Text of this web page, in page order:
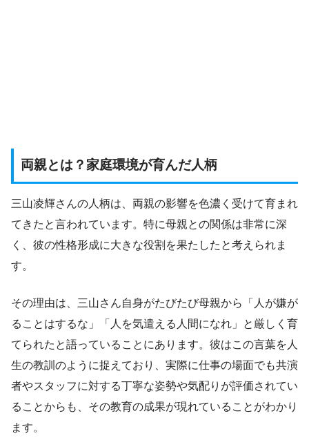
両親とは？家庭環境が育んだ人柄
三山凌輝さんの人柄は、両親の影響を色濃く受けて育まれ
てきたと言われています。特に母親との関係は非常に深
く、彼の性格形成に大きな役割を果たしたと考えられま
す。
その理由は、三山さん自身がたびたび母親から「人が嫌が
ることはするな」「人を気遣える人間になれ」と厳しく育
てられたと語っていることにあります。彼はこの言葉を人
生の教訓のように捉えており、実際に仕事の場面でも共演
者やスタッフに対する丁寧な姿勢や気配りが評価されてい
ることからも、その教育の成果が現れていることがわかり
ます。